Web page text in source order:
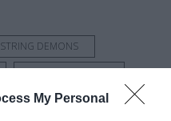
My Personal
STRING DEMONS
ΚΛΑΣΙΚΗ - ΟΠΕΡΑ